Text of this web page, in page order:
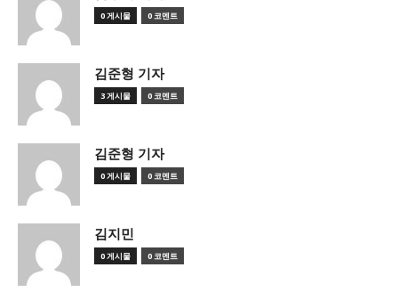
0 게시물 0 코멘트
김준형 기자
3 게시물 0 코멘트
김준형 기자
0 게시물 0 코멘트
김지민
0 게시물 0 코멘트